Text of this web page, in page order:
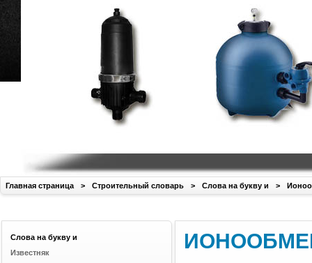
Главная страница > Строительный словарь > Слова на букву и >
Слова на букву и
Известняк